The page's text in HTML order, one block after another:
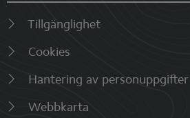
Tillgänglighet
Cookies
Hantering av personuppgifter
Webbkarta